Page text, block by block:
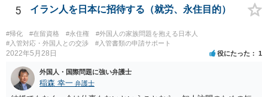
5 イラン人を日本に招待する（就労、永住目的）
#帰化 #在留資格 #永住権
#外国人の家族問題を抱える日本人
#入管対応・外国人との交渉
#入管書類の申請サポート
2022年5月28日 役にたった 1
外国人・国際問題に強い弁護士
稲森 幸一 弁護士